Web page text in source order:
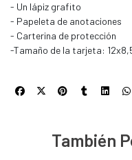
- Un lápiz grafito
- Papeleta de anotaciones
- Carterina de protección
-Tamaño de la tarjeta:
También